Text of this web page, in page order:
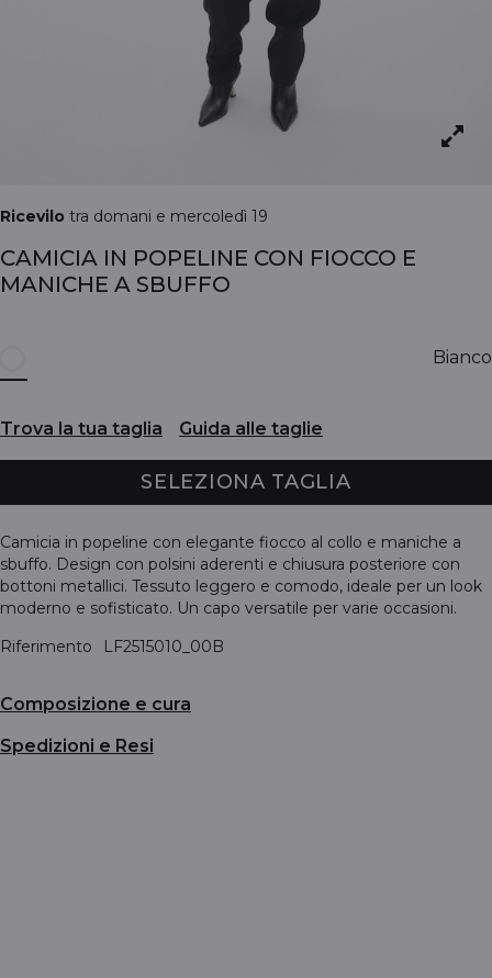
Ricevilo tra domani e mercoledì 19
CAMICIA IN POPELINE CON FIOCCO E
MANICHE A SBUFFO
Bianco
Trova la tua taglia Guida alle taglie
SELEZIONA TAGLIA
Camicia in popeline con elegante fiocco al collo e maniche a
sbuffo. Design con polsini aderenti e chiusura posteriore con
bottoni metallici. Tessuto leggero e comodo, ideale per un look
moderno e sofisticato. Un capo versatile per varie occasioni.
Riferimento
LF2515010_00B
Composizione e cura
Spedizioni e Resi